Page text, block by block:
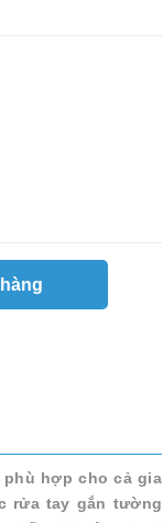
hợp cho cả gia
rửa tay gắn tường